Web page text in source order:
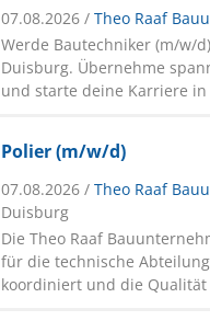
07.08.2026 /Theo Raaf
Werde Bautechniker (m/w/
Duisburg. Übernehme
und starte deine Karriere
Polier (m/w/d)
07.08.2026 /Theo Raaf
Duisburg
Die Theo Raaf
für die technische
koordiniert und die